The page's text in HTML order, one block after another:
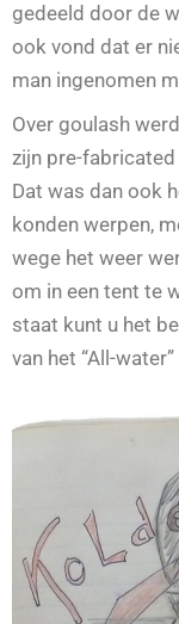
gedeeld door de
ook vond dat er
man ingenomen
Over goulash
zijn pre-
Dat was dan ook
konden werpen,
wege het weer
om in een tent te
staat kunt u het
van het “All-